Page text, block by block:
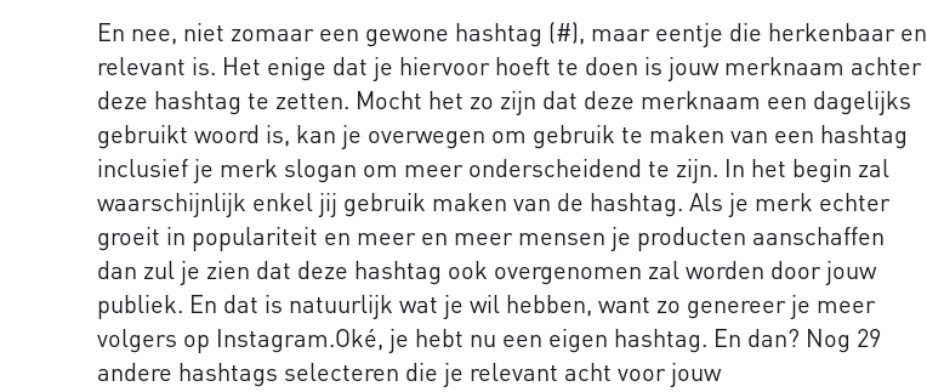
En nee, niet zomaar een gewone hashtag (#), maar eentje die herkenbaar en
relevant is. Het enige dat je hiervoor hoeft te doen is jouw merknaam achter
deze hashtag te zetten. Mocht het zo zijn dat deze merknaam een dagelijks
gebruikt woord is, kan je overwegen om gebruik te maken van een hashtag
inclusief je merk slogan om meer onderscheidend te zijn. In het begin zal
waarschijnlijk enkel jij gebruik maken van de hashtag. Als je merk echter
groeit in populariteit en meer en meer mensen je producten aanschaffen
dan zul je zien dat deze hashtag ook overgenomen zal worden door jouw
publiek. En dat is natuurlijk wat je wil hebben, want zo genereer je meer
volgers op Instagram.Oké, je hebt nu een eigen hashtag. En dan? Nog 29
andere hashtags selecteren die je relevant acht voor jouw